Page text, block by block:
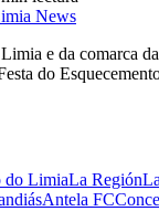
News
e da comarca
do
do LimiaLa Región
Antela FC